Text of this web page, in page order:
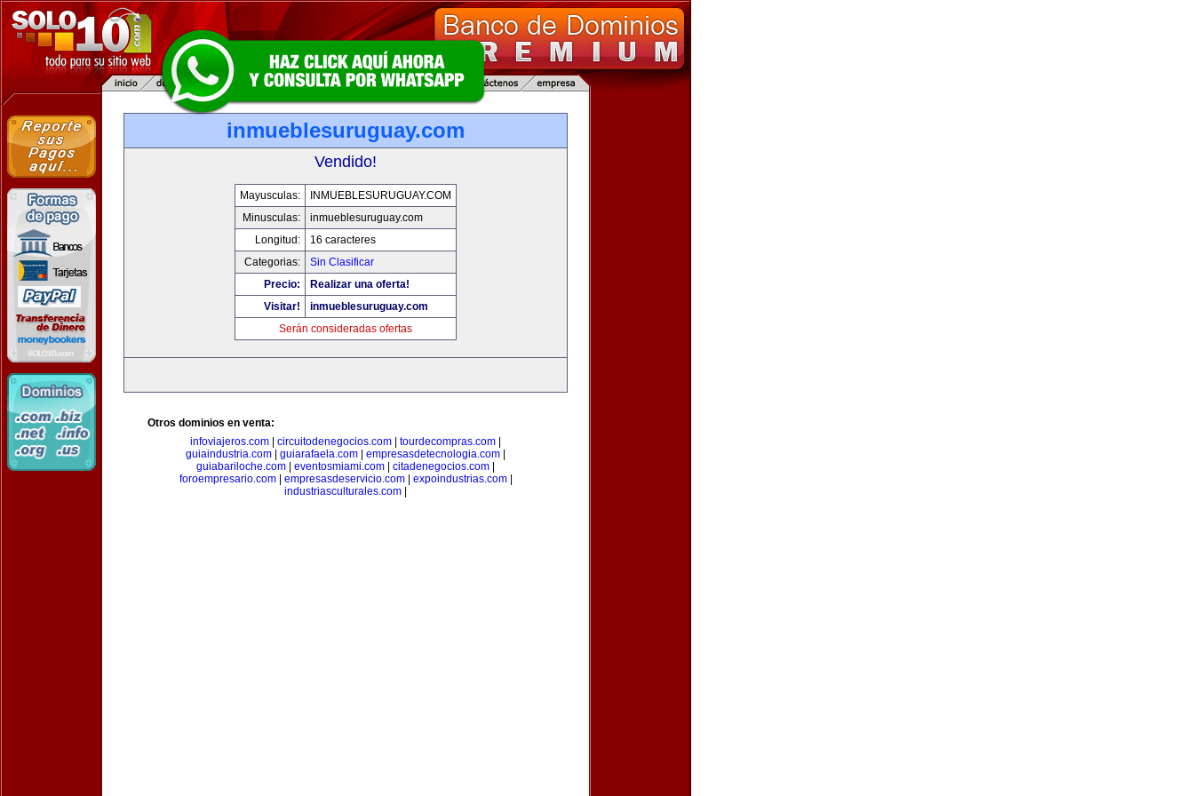
inmueblesuruguay.com
Vendido!
Mayusculas:
INMUEBLESURUGUAY.COM
Minusculas:
inmueblesuruguay.com
Longitud:
16 caracteres
Categorias:
Sin Clasificar
Precio:
Realizar una oferta!
Visitar!
inmueblesuruguay.com
Serán consideradas ofertas
Otros dominios en venta:
infoviajeros.com
circuitodenegocios.com tourdecompras.com
guiaindustria.com
guiarafaela.com empresasdetecnologia.com
guiabariloche.com
eventosmiami.com citadenegocios.com
foroempresario.com| empresasdeservicio.com| expoindustrias.com|
industriasculturales.com